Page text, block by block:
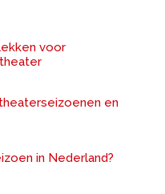
voor
en
in Nederland?